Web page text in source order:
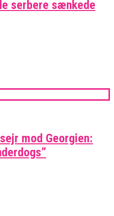
serbere sænkede
mod Georgien: